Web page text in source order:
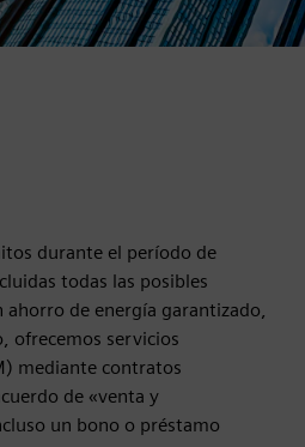
durante el período de
todas las posibles
ahorro de energía garantizado,
ofrecemos servicios
mediante contratos
de «venta y
un bono o préstamo